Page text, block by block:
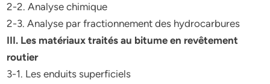
2-2. Analyse chimique
2-3. Analyse par fractionnement des hydrocarbures
III. Les matériaux traités au bitume en revêtement
routier
3-1. Les enduits superficiels